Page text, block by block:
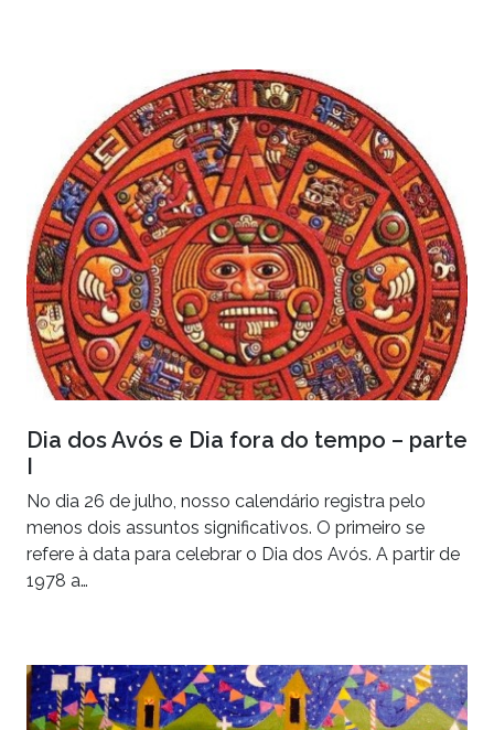
Dia dos Avós e Dia fora do tempo – parte
I
No dia 26 de julho, nosso calendário registra pelo
menos dois assuntos significativos. O primeiro se
refere à data para celebrar o Dia dos Avós. A partir de
1978 a…